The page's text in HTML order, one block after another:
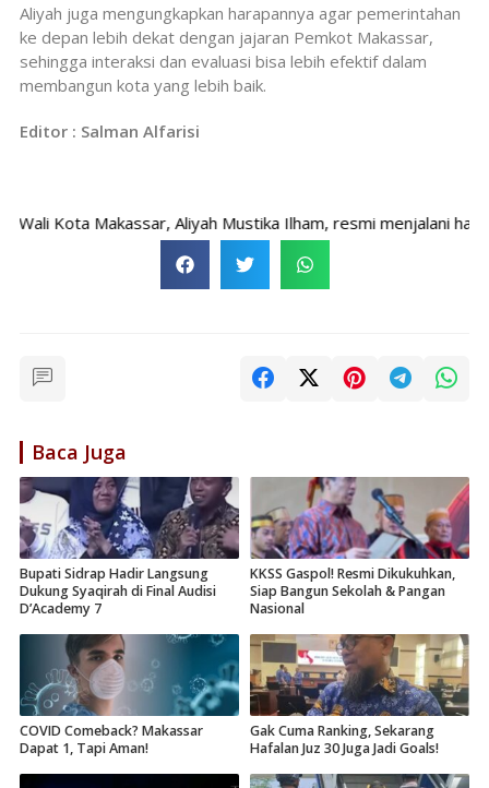
Aliyah juga mengungkapkan harapannya agar pemerintahan
ke depan lebih dekat dengan jajaran Pemkot Makassar,
sehingga interaksi dan evaluasi bisa lebih efektif dalam
membangun kota yang lebih baik.
Editor : Salman Alfarisi
Kota Makassar, Aliyah Mustika Ilham, resmi menjalani hari
Baca Juga
Bupati Sidrap Hadir Langsung
Dukung Syaqirah di Final Audisi
D’Academy 7
KKSS Gaspol! Resmi Dikukuhkan,
Siap Bangun Sekolah & Pangan
Nasional
COVID Comeback? Makassar
Dapat 1, Tapi Aman!
Gak Cuma Ranking, Sekarang
Hafalan Juz 30 Juga Jadi Goals!